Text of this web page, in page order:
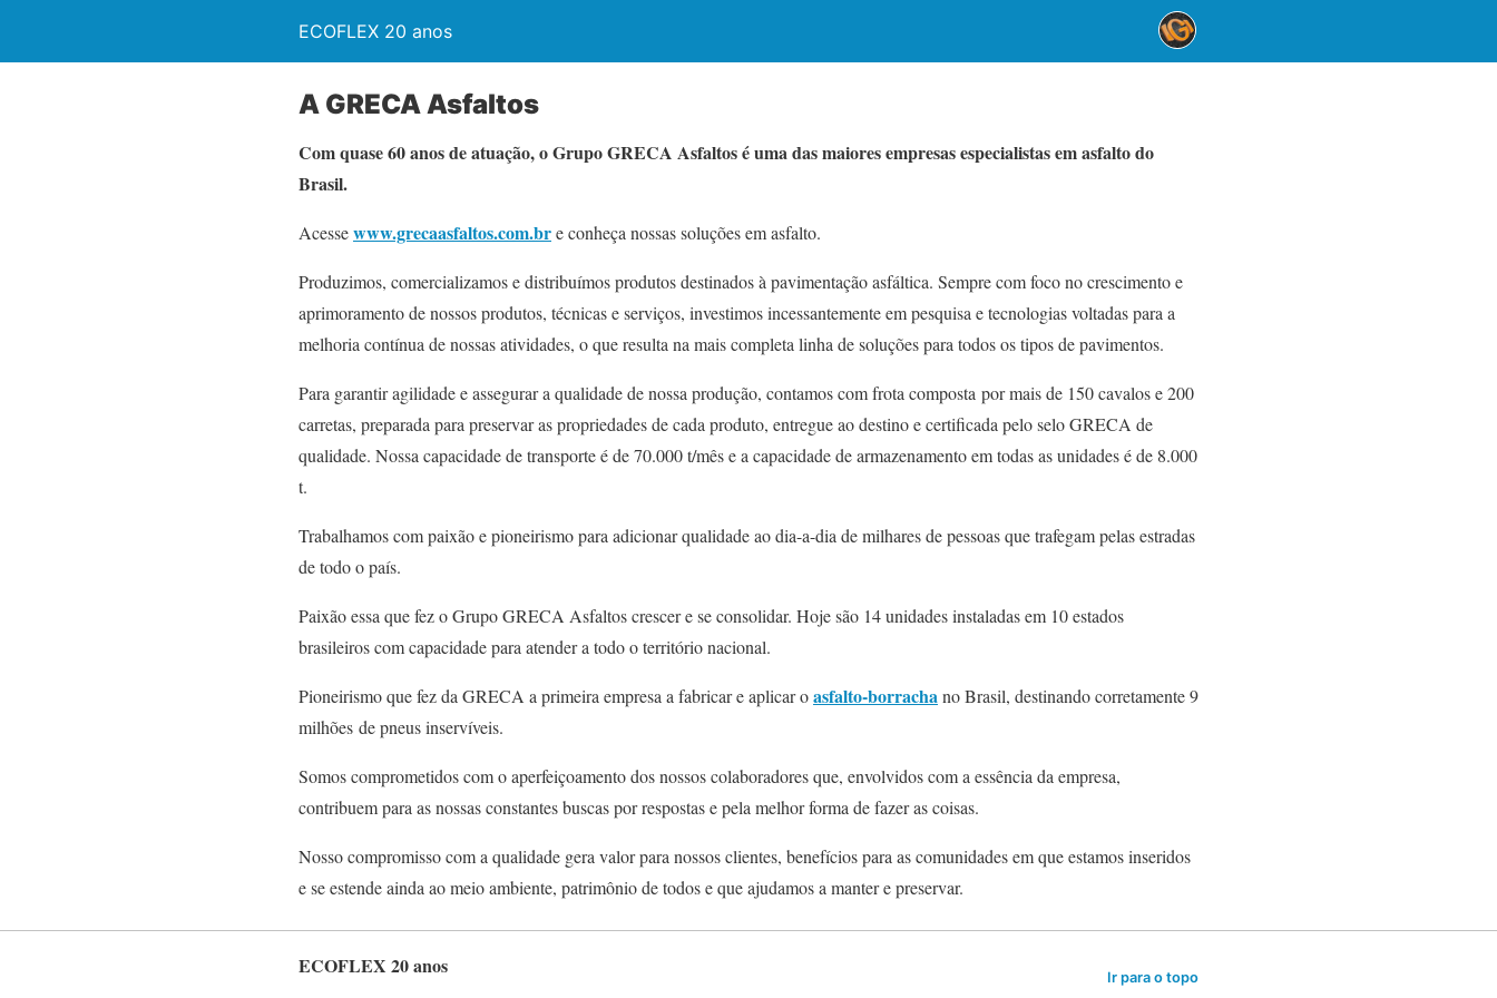
ECOFLEX 20 anos
A GRECA Asfaltos
Com quase 60 anos de atuação, o Grupo GRECA Asfaltos é uma das maiores empresas especialistas em asfalto do
Brasil.
Acessewww.grecaasfaltos.com.bre conheça nossas soluções em asfalto.
Produzimos, comercializamos e distribuímos produtos destinados à pavimentação asfáltica. Sempre com foco no crescimento e
aprimoramento de nossos produtos, técnicas e serviços, investimos incessantemente em pesquisa e tecnologias voltadas para a
melhoria contínua de nossas atividades, o que resulta na mais completa linha de soluções para todos os tipos de pavimentos.
Para garantir agilidade e assegurar a qualidade de nossa produção, contamos com frota composta por mais de 150 cavalos e 200
carretas, preparada para preservar as propriedades de cada produto, entregue ao destino e certificada pelo selo GRECA de
qualidade. Nossa capacidade de transporte é de 70.000 t/mês e a capacidade de armazenamento em todas as unidades é de 8.000
t.
Trabalhamos com paixão e pioneirismo para adicionar qualidade ao dia-a-dia de milhares de pessoas que trafegam pelas estradas
de todo o país.
Paixão essa que fez o Grupo GRECA Asfaltos crescer e se consolidar. Hoje são 14 unidades instaladas em 10 estados
brasileiros com capacidade para atender a todo o território nacional.
Pioneirismo que fez da GRECA a primeira empresa a fabricar e aplicar oasfalto-borrachano Brasil, destinando corretamente 9
milhões de pneus inservíveis.
Somos comprometidos com o aperfeiçoamento dos nossos colaboradores que, envolvidos com a essência da empresa,
contribuem para as nossas constantes buscas por respostas e pela melhor forma de fazer as coisas.
Nosso compromisso com a qualidade gera valor para nossos clientes, benefícios para as comunidades em que estamos inseridos
e se estende ainda ao meio ambiente, patrimônio de todos e que ajudamos a manter e preservar.
ECOFLEX 20 anos Ir para o topo